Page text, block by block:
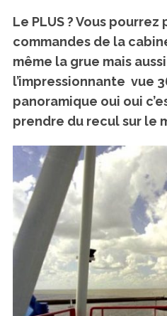
Le PLUS ? Vous
commandes de la
même la grue mais
l’impressionnante vue
panoramique oui oui
prendre du recul sur le